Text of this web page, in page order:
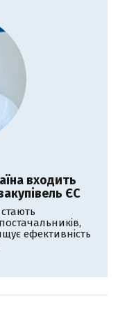
входить
ЄС
ефективність